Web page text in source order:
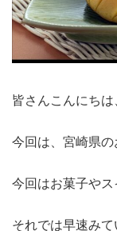
皆さんこんにちは
今回は、宮崎県の
今回はお菓子やス
それでは早速みて